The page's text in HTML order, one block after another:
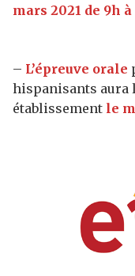
mars 2021 de 9h à
– L’épreuve orale
hispanisants aura
établissement le